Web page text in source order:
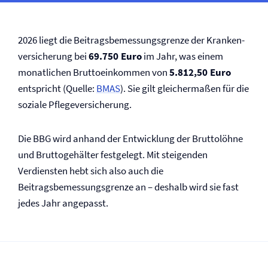
2026 liegt die Beitragsbemessungsgrenze der Kranken­
versicherung bei69.750 Euroim Jahr, was einem
monatlichen Bruttoeinkommen von5.812,50 Euro
entspricht (Quelle: BMAS). Sie gilt gleichermaßen für die
soziale Pflege­versicherung.
Die BBG wird anhand der Entwicklung der Bruttolöhne
und Bruttogehälter festgelegt. Mit steigenden
Verdiensten hebt sich also auch die
Beitragsbemessungsgrenze an – deshalb wird sie fast
jedes Jahr angepasst.